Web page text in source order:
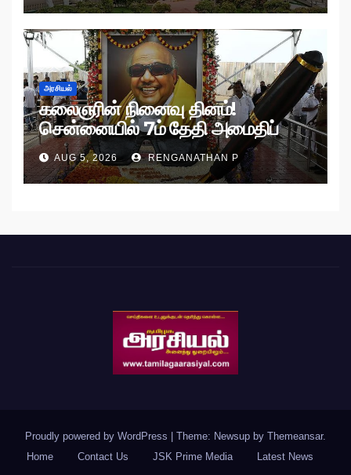
அரசியல்
கலைஞரின் நினைவு தினம்!
சென்னையில் 7ம் தேதி அமைதிப்
பேரணி!
AUG 5, 2026 RENGANATHAN P
Proudly powered by WordPress Theme: Newsup by Themeansar.
Home
Contact Us JSK Prime Media Latest News